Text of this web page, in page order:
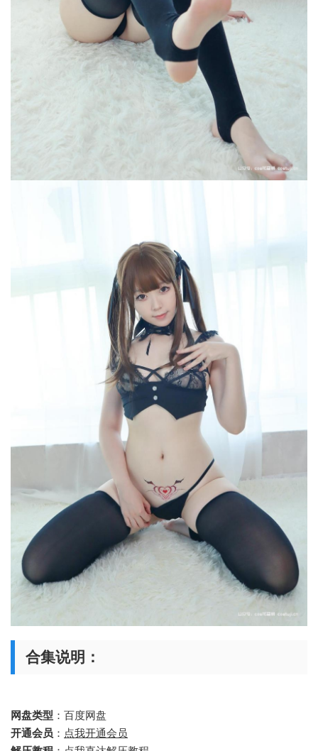
合集说明：
网盘类型 ：百度网盘
开通会员 ： 点我开通会员